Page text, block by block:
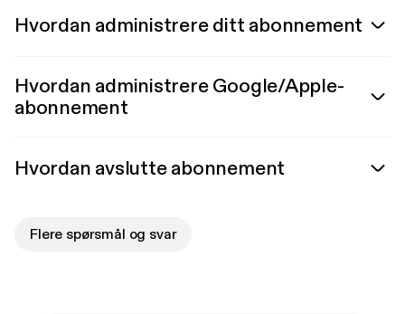
Hvordan administrere ditt abonnement
Hvordan administrere Google/Apple-
abonnement
Hvordan avslutte abonnement
Flere spørsmål og svar